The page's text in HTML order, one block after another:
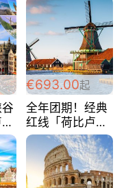
谷
€693.00起
全年团期！经典
红线「荷比卢德
法」七天循环 五
国 仅售99欧/人/
天！巴黎上下！
包拼房~